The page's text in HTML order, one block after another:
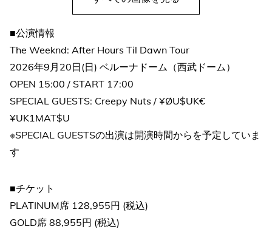
■公演情報
The Weeknd: After Hours Til Dawn Tour
2026年9月20日(日) ベルーナドーム（西武ドーム）
OPEN 15:00 / START 17:00
SPECIAL GUESTS: Creepy Nuts / ¥ØU$UK€
¥UK1MAT$U
※SPECIAL GUESTSの出演は開演時間からを予定していま
す
■チケット
PLATINUM席 128,955円 (税込)
GOLD席 88,955円 (税込)